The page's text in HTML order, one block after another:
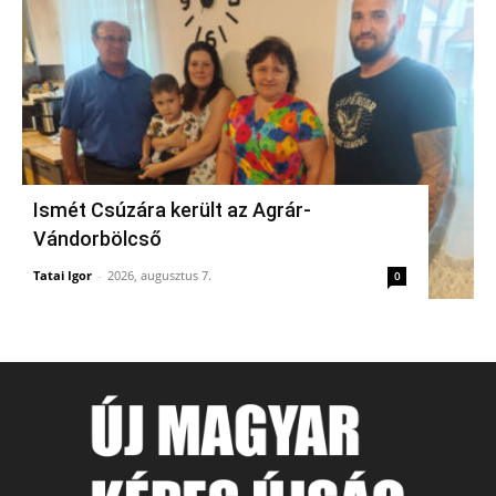
Ismét Csúzára került az Agrár-
Vándorbölcső
Tatai Igor - 2026, augusztus 7. 0